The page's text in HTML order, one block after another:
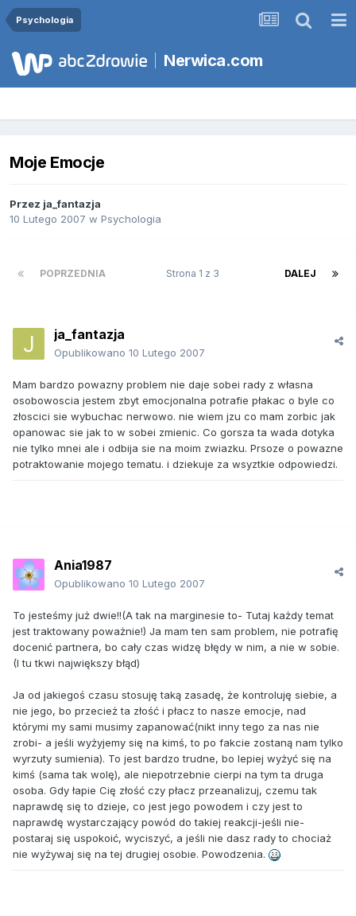
Psychologia
Nerwica.com
Moje Emocje
Przez ja_fantazja
10 Lutego 2007 w Psychologia
POPRZEDNIA DALEJ
Strona 1 z 3
ja_fantazja
Opublikowano 10 Lutego 2007
Mam bardzo powazny problem nie daje sobei rady z własna
osobowoscia jestem zbyt emocjonalna potrafie płakac o byle co
złoscici sie wybuchac nerwowo. nie wiem jzu co mam zorbic jak
opanowac sie jak to w sobei zmienic. Co gorsza ta wada dotyka
nie tylko mnei ale i odbija sie na moim zwiazku. Prsoze o powazne
potraktowanie mojego tematu. i dziekuje za wsyztkie odpowiedzi.
Ania1987
Opublikowano 10 Lutego 2007
To jesteśmy już dwie!!(A tak na marginesie to- Tutaj każdy temat
jest traktowany poważnie!) Ja mam ten sam problem, nie potrafię
docenić partnera, bo cały czas widzę błędy w nim, a nie w sobie.
(I tu tkwi największy błąd)
Ja od jakiegoś czasu stosuję taką zasadę, że kontroluję siebie, a
nie jego, bo przecież ta złość i płacz to nasze emocje, nad
którymi my sami musimy zapanować(nikt inny tego za nas nie
zrobi- a jeśli wyżyjemy się na kimś, to po fakcie zostaną nam tylko
wyrzuty sumienia). To jest bardzo trudne, bo lepiej wyżyć się na
kimś (sama tak wolę), ale niepotrzebnie cierpi na tym ta druga
osoba. Gdy łapie Cię złość czy płacz przeanalizuj, czemu tak
naprawdę się to dzieje, co jest jego powodem i czy jest to
naprawdę wystarczający powód do takiej reakcji-jeśli nie-
postaraj się uspokoić, wyciszyć, a jeśli nie dasz rady to chociaż
nie wyżywaj się na tej drugiej osobie. Powodzenia.